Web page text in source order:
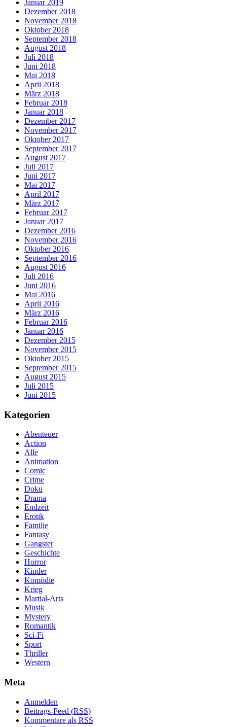
Januar 2019
Dezember 2018
November 2018
Oktober 2018
September 2018
August 2018
Juli 2018
Juni 2018
Mai 2018
April 2018
März 2018
Februar 2018
Januar 2018
Dezember 2017
November 2017
Oktober 2017
September 2017
August 2017
Juli 2017
Juni 2017
Mai 2017
April 2017
März 2017
Februar 2017
Januar 2017
Dezember 2016
November 2016
Oktober 2016
September 2016
August 2016
Juli 2016
Juni 2016
Mai 2016
April 2016
März 2016
Februar 2016
Januar 2016
Dezember 2015
November 2015
Oktober 2015
September 2015
August 2015
Juli 2015
Juni 2015
Kategorien
Abenteuer
Action
Alle
Animation
Comic
Crime
Doku
Drama
Endzeit
Erotik
Familie
Fantasy
Gangster
Geschichte
Horror
Kinder
Komödie
Krieg
Martial-Arts
Musik
Mystery
Romantik
Sci-Fi
Sport
Thriller
Western
Meta
Anmelden
Beitrags-Feed (RSS)
Kommentare als RSS